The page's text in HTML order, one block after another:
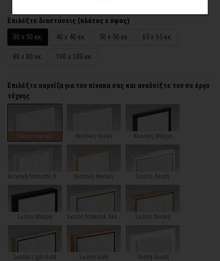
Επιλέξτε διαστάσεις (πλάτος x ύψος)
30 x 30 εκ.
40 x 40 εκ. 50 x 50 εκ. 65 x 65 εκ.
80 x 80 εκ. 100 x 100 εκ.
Επιλέξτε κορνίζα για τον πίνακα σας και αναδείξτε τον σε έργο
τέχνης
Χωρίς κορνίζα Κλασική Λευκή Κλασική Μαύρη
Κλασική Φυσική Σκοτία Λευκή
Σκοτία Μαύρη Σκοτία Φυσική
Σκοτία Light Gold Σκοτία Gold Πλάτη Λευκή